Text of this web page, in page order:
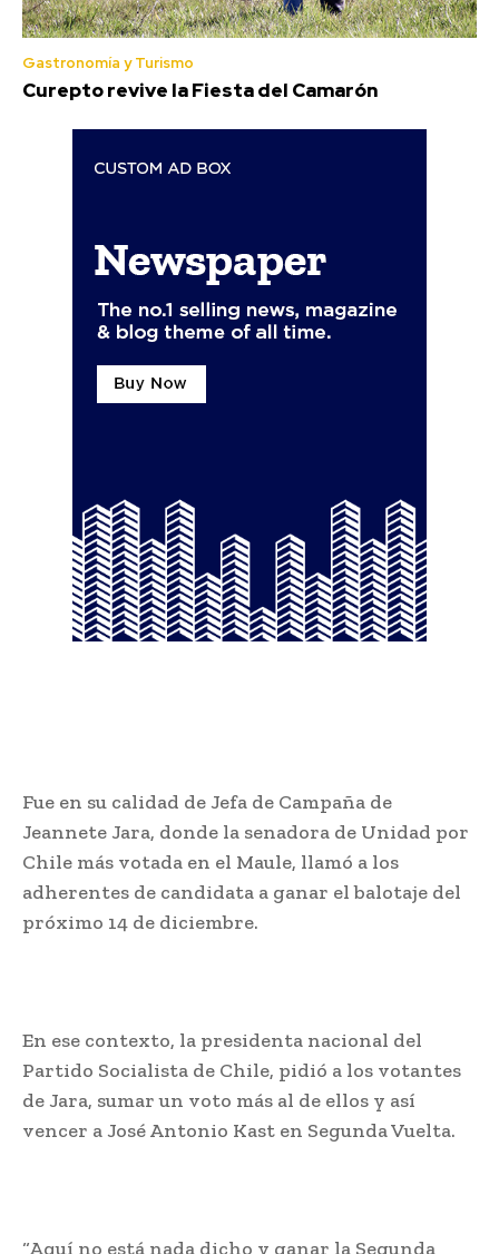
Gastronomía y Turismo
Curepto revive la Fiesta del Camarón
Fue en su calidad de Jefa de Campaña de
Jeannete Jara, donde la senadora de Unidad por
Chile más votada en el Maule, llamó a los
adherentes de candidata a ganar el balotaje del
próximo 14 de diciembre.
En ese contexto, la presidenta nacional del
Partido Socialista de Chile, pidió a los votantes
de Jara, sumar un voto más al de ellos y así
vencer a José Antonio Kast en Segunda Vuelta.
“Aquí no está nada dicho y ganar la Segunda